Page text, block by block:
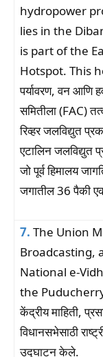
hydropower
lies in the
is part of the
Hotspot. This
पर्यावरण, वन आणि
समितीला (FAC)
रिव्हर जलविद्युत
एटालिन जलविद्युत
जो पूर्व हिमालय
जगातील 36 पैकी
7. The Union
Broadcasting,
National e-
the
केंद्रीय माहिती,
विधानसभेसाठी
उद्घाटन केले.